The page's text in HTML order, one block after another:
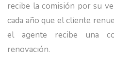
recibe la comisión por su
cada año que el cliente
el agente recibe una
renovación.